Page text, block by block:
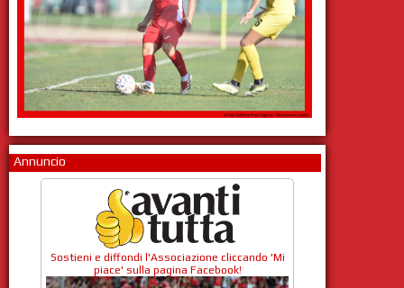
Annuncio
Sostieni e diffondi l'Associazione cliccando 'Mi
piace' sulla pagina Facebook!